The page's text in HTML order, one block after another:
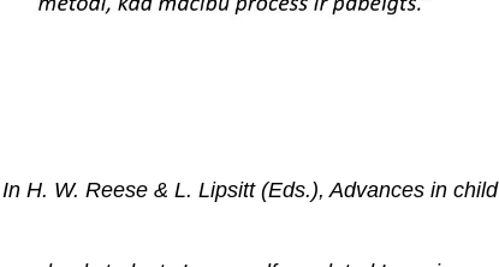
H. W. Reese & L. Lipsitt (Eds.), Advances in child